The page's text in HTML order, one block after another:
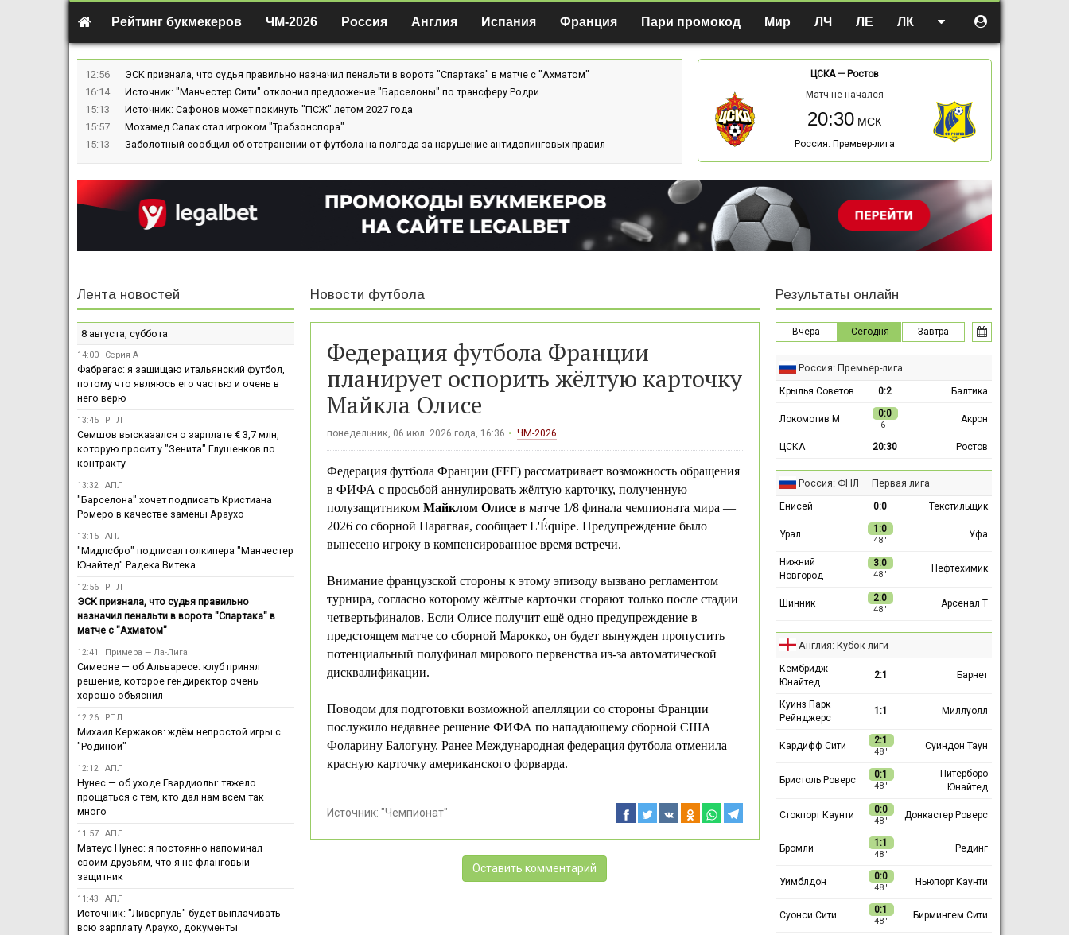
Рейтинг букмекеров ЧМ-2026 Россия Англия Испания Франция Пари промокод Мир ЛЧ ЛЕ ЛК
12:56
ЭСК признала, что судья правильно назначил пенальти в ворота "Спартака" в матче с "Ахматом"
16:14
Источник: "Манчестер Сити" отклонил предложение "Барселоны" по трансферу Родри
15:13
Источник: Сафонов может покинуть "ПСЖ" летом 2027 года
15:57
Мохамед Салах стал игроком "Трабзонспора"
15:13
Заболотный сообщил об отстранении от футбола на полгода за нарушение антидопинговых правил
ЦСКА— Ростов
Матч не начался
20:30
Россия: Премьер-лига
Новости футбола
Федерация футбола Франции
планирует оспорить жёлтую карточку
Майкла Олисе
понедельник, 06 июл. 2026 года, 16:36 ЧМ-2026
Федерация футбола Франции (FFF) рассматривает возможность обращения
в ФИФА с просьбой аннулировать жёлтую карточку, полученную
полузащитником Майклом Олисе в матче 1/8 финала чемпионата мира —
2026 со сборной Парагвая, сообщает L'Équipe. Предупреждение было
вынесено игроку в компенсированное время встречи.
Внимание французской стороны к этому эпизоду вызвано регламентом
турнира, согласно которому жёлтые карточки сгорают только после стадии
четвертьфиналов. Если Олисе получит ещё одно предупреждение в
предстоящем матче со сборной Марокко, он будет вынужден пропустить
потенциальный полуфинал мирового первенства из-за автоматической
дисквалификации.
Поводом для подготовки возможной апелляции со стороны Франции
послужило недавнее решение ФИФА по нападающему сборной США
Фоларину Балогуну. Ранее Международная федерация футбола отменила
красную карточку американского форварда.
Источник: "Чемпионат"
Оставить комментарий
Лента новостей
8 августа, суббота
14:00 Серия А
Фабрегас: я защищаю итальянский футбол,
потому что являюсь его частью и очень в
него верю
13:45 РПЛ
Семшов высказался о зарплате € 3,7 млн,
которую просит у "Зенита" Глушенков по
контракту
13:32 АПЛ
"Барселона" хочет подписать Кристиана
Ромеро в качестве замены Араухо
13:15 АПЛ
"Мидлсбро" подписал голкипера "Манчестер
Юнайтед" Радека Витека
12:56 РПЛ
ЭСК признала, что судья правильно
назначил пенальти в ворота "Спартака" в
матче с "Ахматом"
12:41 Примера — Ла-Лига
Симеоне — об Альваресе: клуб принял
решение, которое гендиректор очень
хорошо объяснил
12:26 РПЛ
Михаил Кержаков: ждём непростой игры с
"Родиной"
12:12 АПЛ
Нунес — об уходе Гвардиолы: тяжело
прощаться с тем, кто дал нам всем так
много
11:57 АПЛ
Матеус Нунес: я постоянно напоминал
своим друзьям, что я не фланговый
защитник
11:43 АПЛ
Источник: "Ливерпуль" будет выплачивать
всю зарплату Араухо, документы
Результаты онлайн
Вчера Сегодня Завтра
Россия: Премьер-лига
Крылья Советов 0:2 Балтика
Локомотив М 0:0
6 ′
Акрон
ЦСКА 20:30 Ростов
Россия: ФНЛ — Первая лига
Енисей 0:0 Текстильщик
Урал 1:0
48 ′
Уфа
Нижний
Новгород
3:0
48 ′
Нефтехимик
Шинник 2:0
48 ′
Арсенал Т
Англия: Кубок лиги
Кембридж
Юнайтед
2:1 Барнет
Куинз Парк
Рейнджерс
1:1 Миллуолл
Кардифф Сити 2:1
48 ′
Суиндон Таун
Бристоль Роверс 0:1
48 ′
Питерборо
Юнайтед
Стокпорт Каунти 0:0
48 ′
Донкастер Роверс
Бромли 1:1
48 ′
Рединг
Уимблдон 0:0
48 ′
Ньюпорт Каунти
Суонси Сити 0:1
48 ′
Бирмингем Сити